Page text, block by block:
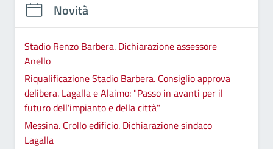
Novità
Stadio Renzo Barbera. Dichiarazione assessore
Anello
Riqualificazione Stadio Barbera. Consiglio approva
delibera. Lagalla e Alaimo: "Passo in avanti per il
futuro dell'impianto e della città"
Messina. Crollo edificio. Dichiarazione sindaco
Lagalla